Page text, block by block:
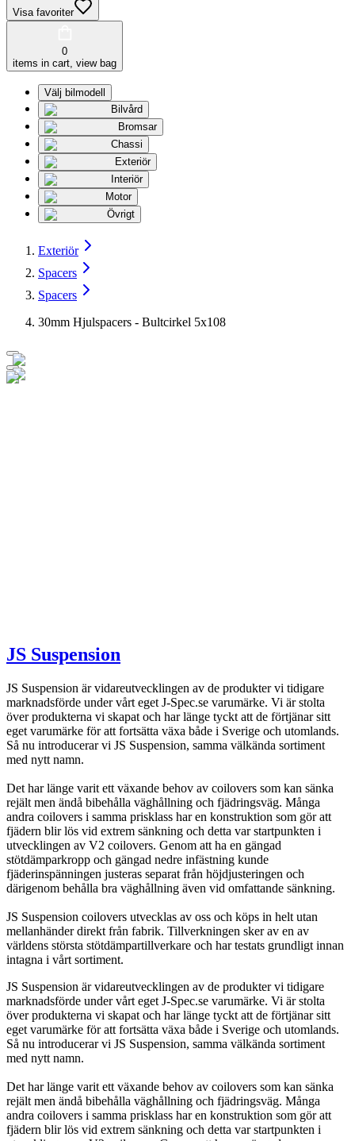
Visa favoriter
0
items in cart, view bag
Välj bilmodell
Bilvård
Bromsar
Chassi
Exteriör
Interiör
Motor
Övrigt
Exteriör
Spacers
Spacers
30mm Hjulspacers - Bultcirkel 5x108
JS Suspension
JS Suspension är vidareutvecklingen av de produkter vi tidigare
marknadsförde under vårt eget J-Spec.se varumärke. Vi är stolta
över produkterna vi skapat och har länge tyckt att de förtjänar sitt
eget varumärke för att fortsätta växa både i Sverige och utomlands.
Så nu introducerar vi JS Suspension, samma välkända sortiment
med nytt namn.
Det har länge varit ett växande behov av coilovers som kan sänka
rejält men ändå bibehålla väghållning och fjädringsväg. Många
andra coilovers i samma prisklass har en konstruktion som gör att
fjädern blir lös vid extrem sänkning och detta var startpunkten i
utvecklingen av V2 coilovers. Genom att ha en gängad
stötdämparkropp och gängad nedre infästning kunde
fjäderinspänningen justeras separat från höjdjusteringen och
därigenom behålla bra väghållning även vid omfattande sänkning.
JS Suspension coilovers utvecklas av oss och köps in helt utan
mellanhänder direkt från fabrik. Tillverkningen sker av en av
världens största stötdämpartillverkare och har testats grundligt innan
intagna i vårt sortiment.
JS Suspension är vidareutvecklingen av de produkter vi tidigare
marknadsförde under vårt eget J-Spec.se varumärke. Vi är stolta
över produkterna vi skapat och har länge tyckt att de förtjänar sitt
eget varumärke för att fortsätta växa både i Sverige och utomlands.
Så nu introducerar vi JS Suspension, samma välkända sortiment
med nytt namn.
Det har länge varit ett växande behov av coilovers som kan sänka
rejält men ändå bibehålla väghållning och fjädringsväg. Många
andra coilovers i samma prisklass har en konstruktion som gör att
fjädern blir lös vid extrem sänkning och detta var startpunkten i